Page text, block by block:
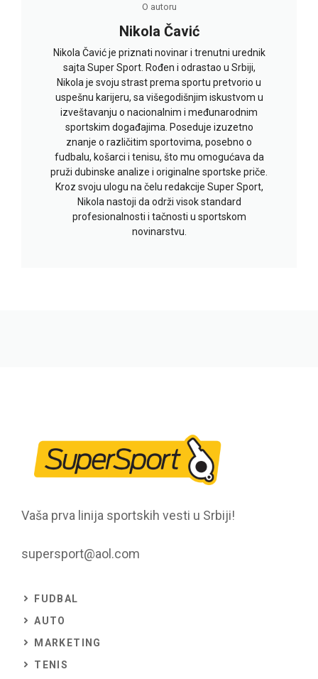
O autoru
Nikola Čavić
Nikola Čavić je priznati novinar i trenutni urednik
sajta Super Sport. Rođen i odrastao u Srbiji,
Nikola je svoju strast prema sportu pretvorio u
uspešnu karijeru, sa višegodišnjim iskustvom u
izveštavanju o nacionalnim i međunarodnim
sportskim događajima. Poseduje izuzetno
znanje o različitim sportovima, posebno o
fudbalu, košarci i tenisu, što mu omogućava da
pruži dubinske analize i originalne sportske priče.
Kroz svoju ulogu na čelu redakcije Super Sport,
Nikola nastoji da održi visok standard
profesionalnosti i tačnosti u sportskom
novinarstvu.
Vaša prva linija sportskih vesti u Srbiji!
supersport@aol.com
FUDBAL
AUTO
MARKETING
TENIS